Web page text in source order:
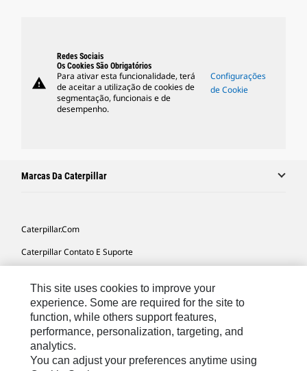
warning
Redes Sociais
Os Cookies São Obrigatórios
Para ativar esta funcionalidade, terá
de aceitar a utilização de cookies de
segmentação, funcionais e de
desempenho.
Configurações
de Cookie
Marcas Da Caterpillar
Caterpillar.com
Caterpillar Contato E Suporte
Mapa Do Local
Cookie Settings
Legal
Privacidade
This site uses cookies to improve your
experience. Some are required for the site to
function, while others support features,
performance, personalization, targeting, and
analytics.
You can adjust your preferences anytime using